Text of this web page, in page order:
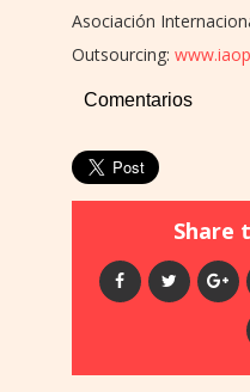
Asociación
Outsourcing:
Comentarios
Share